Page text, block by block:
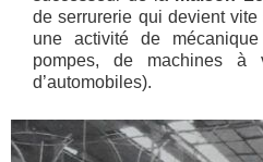
de serrurerie qui devient
une activité de
pompes, de machines à
d’automobiles).